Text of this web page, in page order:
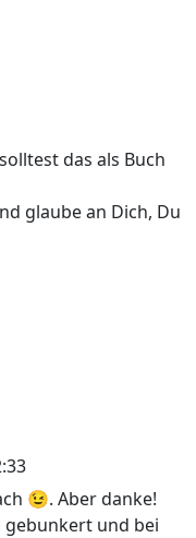
das als Buch
glaube an Dich, Du
😉. Aber danke!
gebunkert und bei